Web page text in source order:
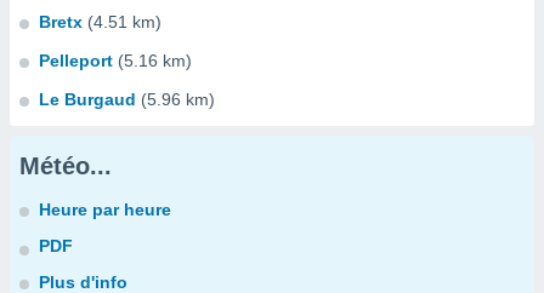
Bretx (4.51 km)
Pelleport (5.16 km)
Le Burgaud (5.96 km)
Météo...
Heure par heure
PDF
Plus d'info